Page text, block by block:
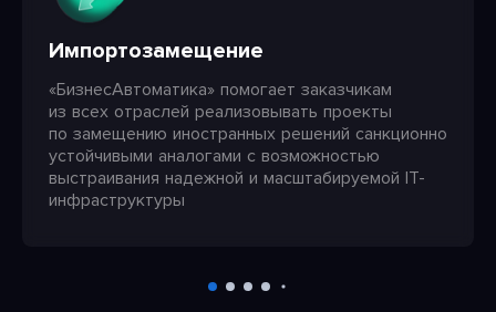
Импортозамещение
«БизнесАвтоматика» помогает заказчикам
из всех отраслей реализовывать проекты
по замещению иностранных решений санкционно
устойчивыми аналогами c возможностью
выстраивания надежной и масштабируемой IT-
инфраструктуры